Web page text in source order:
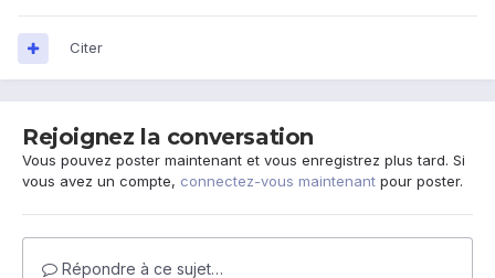
Citer
Rejoignez la conversation
Vous pouvez poster maintenant et vous enregistrez plus tard. Si
vous avez un compte, connectez-vous maintenant pour poster.
Répondre à ce sujet…